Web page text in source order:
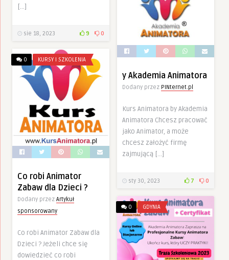
[…]
sie 18, 2023 9 0
y Akademia Animatora
Dodany przez PINternet.pl
Kurs Animatora by Akademia
Animatora Chcesz pracować
jako Animator, a może
chcesz założyć firmę
zajmującą […]
sty 30, 2023 7 0
0 KURSY I SZKOLENIA
Co robi Animator
Zabaw dla Dzieci ?
Dodany przez Artykuł
sponsorowany
Co robi Animator Zabaw dla
Dzieci ? Jeżeli chce się
dowiedzieć co robi
0 GDYNIA